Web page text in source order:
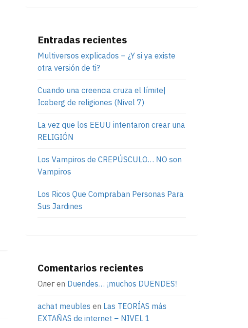
Entradas recientes
Multiversos explicados – ¿Y si ya existe
otra versión de ti?
Cuando una creencia cruza el límite|
Iceberg de religiones (Nivel 7)
La vez que los EEUU intentaron crear una
RELIGIÓN
Los Vampiros de CREPÚSCULO… NO son
Vampiros
Los Ricos Que Compraban Personas Para
Sus Jardines
Comentarios recientes
Олег en Duendes… ¡muchos DUENDES!
achat meubles en Las TEORÍAS más
EXTAÑAS de internet – NIVEL 1